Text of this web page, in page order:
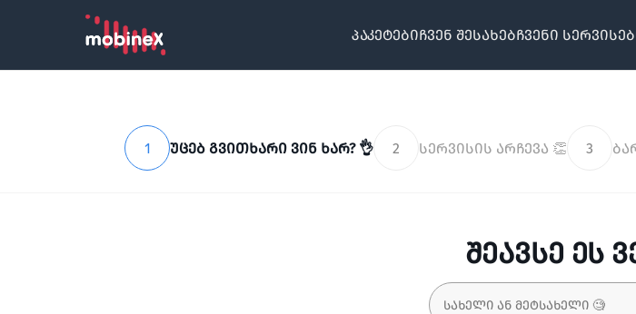
პაკეტებიჩვენ შესახებჩვენი
1 უცებ გვითხარი ვინ ხარ? 👌 2 სერვისის არჩევა 👏 3
შეავსე ეს